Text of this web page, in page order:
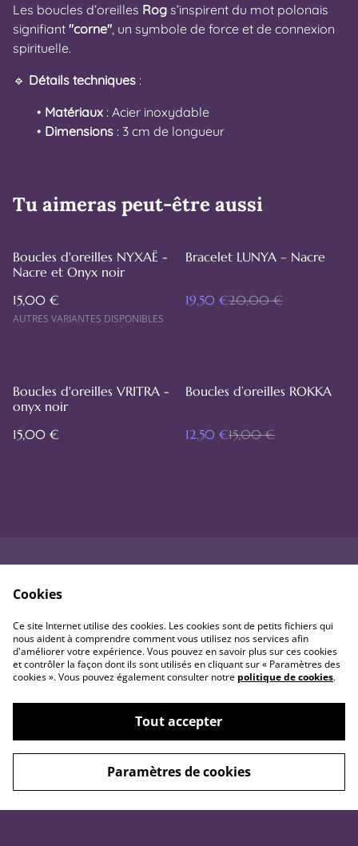
Les boucles d’oreilles Rog s’inspirent du mot polonais
signifiant "corne" , un symbole de force et de connexion
spirituelle.
🔹 Détails techniques :
Matériaux : Acier inoxydable
Dimensions : 3 cm de longueur
Tu aimeras peut-être aussi
Boucles d'oreilles NYXAË -
Nacre et Onyx noir
15,00 €
AUTRES VARIANTES DISPONIBLES
%
Bracelet LUNYA – Nacre
19,50 €20,00 €
Boucles d'oreilles VRITRA -
onyx noir
15,00 €
%
Boucles d’oreilles ROKKA
12,50 €15,00 €
utiles
Précautions d'usage (hors
bougies)
Précautions d'usage
Purification &
Conditions générales
Retour et remboursement
Politique de
confidentialité
Politique de cookies
Cookies
Ce site Internet utilise des cookies. Les cookies sont de petits fichiers qui
nous aident à comprendre comment vous utilisez nos services afin
d'améliorer votre expérience. Vous pouvez en savoir plus sur ces cookies
et contrôler la façon dont ils sont utilisés en cliquant sur « Paramètres des
cookies ». Vous pouvez également consulter notre politique de cookies.
Tout accepter
Paramètres de cookies